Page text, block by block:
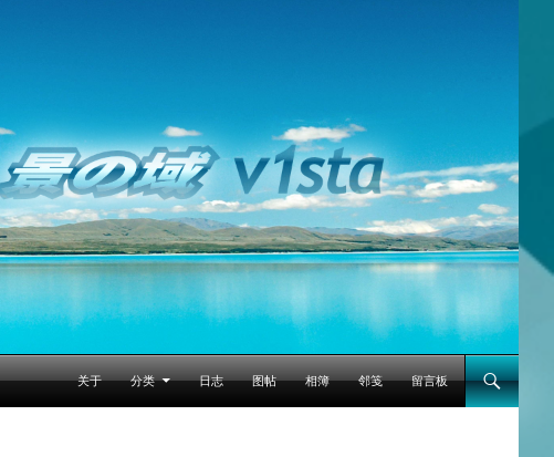
跳至正文
关于
分类 日志 图帖 相簿 邻笺 留言板